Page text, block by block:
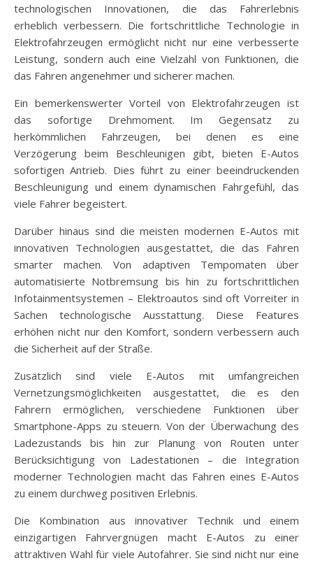
technologischen Innovationen, die das Fahrerlebnis
erheblich verbessern. Die fortschrittliche Technologie in
Elektrofahrzeugen ermöglicht nicht nur eine verbesserte
Leistung, sondern auch eine Vielzahl von Funktionen, die
das Fahren angenehmer und sicherer machen.
Ein bemerkenswerter Vorteil von Elektrofahrzeugen ist
das sofortige Drehmoment. Im Gegensatz zu
herkömmlichen Fahrzeugen, bei denen es eine
Verzögerung beim Beschleunigen gibt, bieten E-Autos
sofortigen Antrieb. Dies führt zu einer beeindruckenden
Beschleunigung und einem dynamischen Fahrgefühl, das
viele Fahrer begeistert.
Darüber hinaus sind die meisten modernen E-Autos mit
innovativen Technologien ausgestattet, die das Fahren
smarter machen. Von adaptiven Tempomaten über
automatisierte Notbremsung bis hin zu fortschrittlichen
Infotainmentsystemen – Elektroautos sind oft Vorreiter in
Sachen technologische Ausstattung. Diese Features
erhöhen nicht nur den Komfort, sondern verbessern auch
die Sicherheit auf der Straße.
Zusätzlich sind viele E-Autos mit umfangreichen
Vernetzungsmöglichkeiten ausgestattet, die es den
Fahrern ermöglichen, verschiedene Funktionen über
Smartphone-Apps zu steuern. Von der Überwachung des
Ladezustands bis hin zur Planung von Routen unter
Berücksichtigung von Ladestationen – die Integration
moderner Technologien macht das Fahren eines E-Autos
zu einem durchweg positiven Erlebnis.
Die Kombination aus innovativer Technik und einem
einzigartigen Fahrvergnügen macht E-Autos zu einer
attraktiven Wahl für viele Autofahrer. Sie sind nicht nur eine